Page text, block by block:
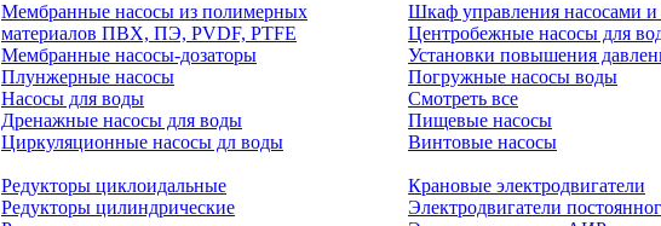
Мембранные насосы из полимерных
материалов ПВХ, ПЭ, PVDF, PTFE
Мембранные насосы-дозаторы
Плунжерные насосы
Насосы для воды
Дренажные насосы для воды
Циркуляционные насосы дл воды
Шкаф управления насосами и
Центробежные насосы для
Установки повышения
Погружные насосы воды
Смотреть все
Пищевые насосы
Винтовые насосы
Редукторы циклоидальные
Редукторы цилиндрические
Крановые электродвигатели
Электродвигатели